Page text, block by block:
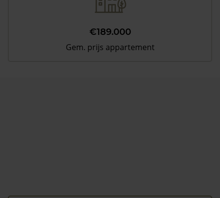
€189.000
Gem. prijs appartement